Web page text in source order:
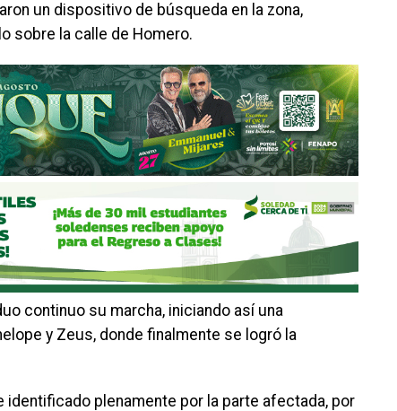
un dispositivo de búsqueda en la zona,
sobre la calle de Homero.
continuo su marcha, iniciando así una
y Zeus, donde finalmente se logró la
identificado plenamente por la parte afectada, por